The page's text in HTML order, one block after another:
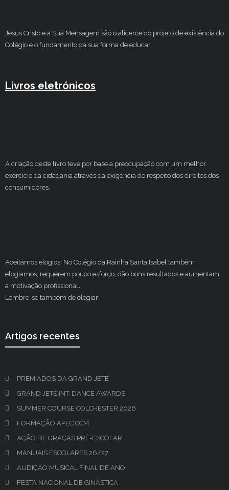
Jesus Cristo e a Sua Mensagem são o alicerce do projeto de existência do
Colégio e o fundamento da sua forma de educar.
Livros eletrónicos
A criação deste livro teve por base a preocupação com um melhor
exercício da cidadania através da exigência do respeito dos direitos dos
consumidores.
Aceitamos elogios! No Colégio da Rainha Santa Isabel também
elogiamos, requerem pouco esforço, dão bons resultados e aumentam
a motivação profissional.
Lembre-se também de elogiar!
Artigos recentes
PREMIADOS DA GRAND JETÉ
GRAND JETÉ INT. DANCE AWARDS
SUMMER COURSE COLCHESTER 2026
FORMAÇÃO APEC CCM
AÇÃO DE GRAÇAS PRÉ-ESCOLAR
MANUAIS ESCOLARES 26/27
AUDIÇÃO MUSICAL FINAL DE ANO
FESTA NACIONAL DE GINÁSTICA